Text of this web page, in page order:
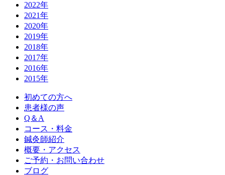
2022年
2021年
2020年
2019年
2018年
2017年
2016年
2015年
初めての方へ
患者様の声
Q＆A
コース・料金
鍼灸師紹介
概要・アクセス
ご予約・お問い合わせ
ブログ